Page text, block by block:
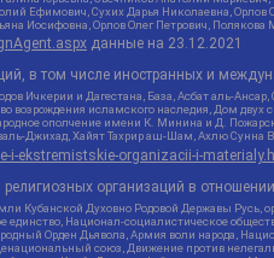
Ефимович, Сухих Дарья Николаевна,
Иосифовна, Орлов Олег Петрович,
данные на 23.12.2021
в том числе иностранных и
Ичкерии и Дагестана, База, Асбат аль-
возрождения исламского наследия, Дом
ополчение имени К. Минина и Д.
валь-Джихад, Хайят Тахрир аш-Шам, Ахлю Сунна
i-ekstremistskie-organizacii-i-
организаций в
Кубанской Духовно Родовой Державы
единство, Национал-социалистическое
Орден Дьявола, Армия воли народа,
союз, Движение против